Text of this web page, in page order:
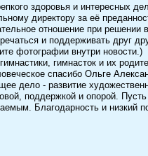
здоровья и интересных
директору за её
отношение при
и поддерживать друг
фотографии внутри новости.)
гимнасток и их
спасибо Ольге
дело - развитие
поддержкой и опорой.
Благодарность и низкий